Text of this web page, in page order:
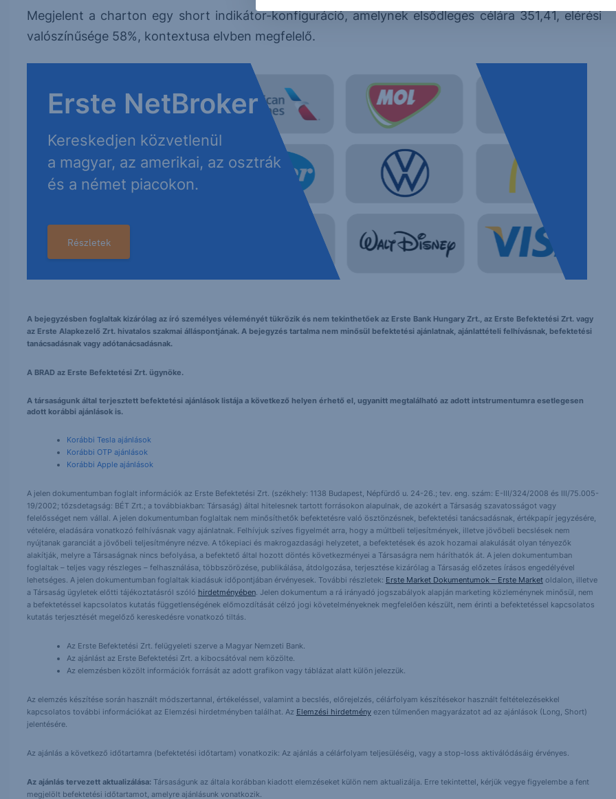
Megjelent a charton egy short indikátor-konfiguráció, amelynek elsődleges célára 351,41, elérési
valószínűsége 58%, kontextusa elvben megfelelő.
Erste NetBroker
Kereskedjen közvetlenül
a magyar, az amerikai, az osztrák
és a német piacokon.
Részletek
A bejegyzésben foglaltak kizárólag az író személyes véleményét tükrözik és nem tekinthetőek az Erste Bank Hungary Zrt., az Erste Befektetési Zrt. vagy
az Erste Alapkezelő Zrt. hivatalos szakmai álláspontjának. A bejegyzés tartalma nem minősül befektetési ajánlatnak, ajánlattételi felhívásnak, befektetési
tanácsadásnak vagy adótanácsadásnak.
A BRAD az Erste Befektetési Zrt. ügynöke.
A társaságunk által terjesztett befektetési ajánlások listája a következő helyen érhető el, ugyanitt megtalálható az adott intstrumentumra esetlegesen
adott korábbi ajánlások is.
Korábbi Tesla ajánlások
Korábbi OTP ajánlások
Korábbi Apple ajánlások
A jelen dokumentumban foglalt információk az Erste Befektetési Zrt. (székhely: 1138 Budapest, Népfürdő u. 24-26.; tev. eng. szám: E-III/324/2008 és III/75.005-
19/2002; tőzsdetagság: BÉT Zrt.; a továbbiakban: Társaság) által hitelesnek tartott forrásokon alapulnak, de azokért a Társaság szavatosságot vagy
felelősséget nem vállal. A jelen dokumentumban foglaltak nem minősíthetők befektetésre való ösztönzésnek, befektetési tanácsadásnak, értékpapír jegyzésére,
vételére, eladására vonatkozó felhívásnak vagy ajánlatnak. Felhívjuk szíves figyelmét arra, hogy a múltbeli teljesítmények, illetve jövőbeli becslések nem
nyújtanak garanciát a jövőbeli teljesítményre nézve. A tőkepiaci és makrogazdasági helyzetet, a befektetések és azok hozamai alakulását olyan tényezők
alakítják, melyre a Társaságnak nincs befolyása, a befektető által hozott döntés következményei a Társaságra nem háríthatók át. A jelen dokumentumban
foglaltak – teljes vagy részleges – felhasználása, többszörözése, publikálása, átdolgozása, terjesztése kizárólag a Társaság előzetes írásos engedélyével
lehetséges. A jelen dokumentumban foglaltak kiadásuk időpontjában érvényesek. További részletek: Erste Market Dokumentumok – Erste Marketoldalon, illetve
a Társaság ügyletek előtti tájékoztatásról szóló hirdetményében. Jelen dokumentum a rá irányadó jogszabályok alapján marketing közleménynek minősül, nem
a befektetéssel kapcsolatos kutatás függetlenségének előmozdítását célzó jogi követelményeknek megfelelően készült, nem érinti a befektetéssel kapcsolatos
kutatás terjesztését megelőző kereskedésre vonatkozó tiltás.
Az Erste Befektetési Zrt. felügyeleti szerve a Magyar Nemzeti Bank.
Az ajánlást az Erste Befektetési Zrt. a kibocsátóval nem közölte.
Az elemzésben közölt információk forrását az adott grafikon vagy táblázat alatt külön jelezzük.
Az elemzés készítése során használt módszertannal, értékeléssel, valamint a becslés, előrejelzés, célárfolyam készítésekor használt feltételezésekkel
kapcsolatos további információkat az Elemzési hirdetményben találhat. Az Elemzési hirdetményezen túlmenően magyarázatot ad az ajánlások (Long, Short)
jelentésére.
Az ajánlás a következő időtartamra (befektetési időtartam) vonatkozik: Az ajánlás a célárfolyam teljesüléséig, vagy a stop-loss aktiválódásáig érvényes.
Az ajánlás tervezett aktualizálása:Társaságunk az általa korábban kiadott elemzéseket külön nem aktualizálja. Erre tekintettel, kérjük vegye figyelembe a fent
megjelölt befektetési időtartamot, amelyre ajánlásunk vonatkozik.